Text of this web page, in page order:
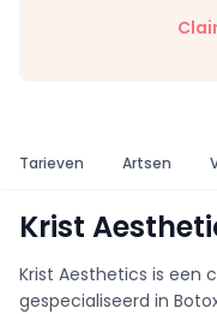
Tarieven Artsen
Krist
Krist Aesthetics is een
gespecialiseerd in